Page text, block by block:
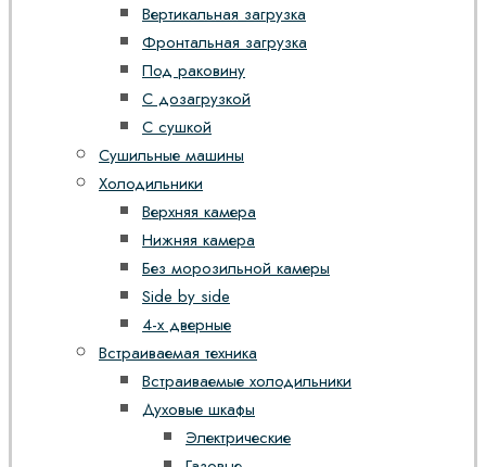
Вертикальная загрузка
Фронтальная загрузка
Под раковину
С дозагрузкой
С сушкой
Сушильные машины
Холодильники
Верхняя камера
Нижняя камера
Без морозильной камеры
Side by side
4-х дверные
Встраиваемая техника
Встраиваемые холодильники
Духовые шкафы
Электрические